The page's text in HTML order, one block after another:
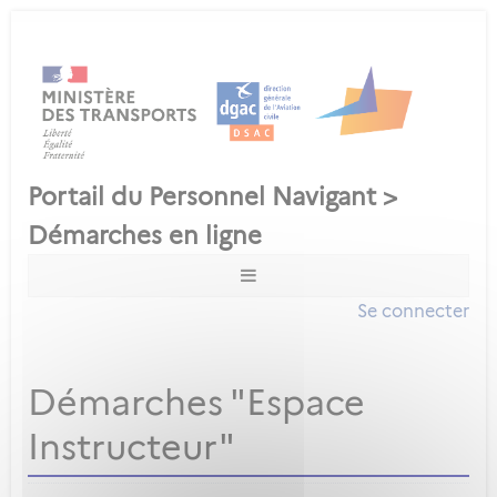
Se connecter
Démarches "Espace
Instructeur"